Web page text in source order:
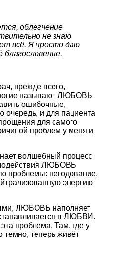
облегчение
не знаю
всё. Я просто даю
прежде всего,
называют ЛЮБОВЬ
ошибочные,
очередь, и для пациента
для самого
проблем у меня и
волшебный процесс
ЛЮБОВЬ
проблемы: негодование,
энергию
ЛЮБОВЬ наполняет
в ЛЮБВИ.
проблема. Там, где у
теперь живёт